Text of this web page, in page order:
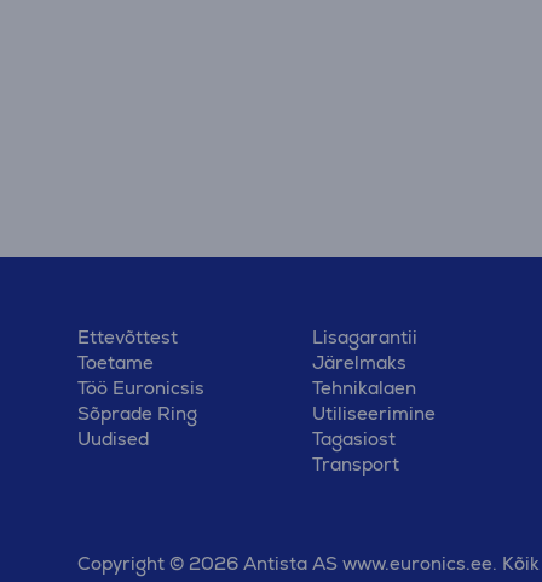
Ettevõttest
Toetame
Töö Euronicsis
Sõprade Ring
Uudised
Lisagarantii
Järelmaks
Tehnikalaen
Utiliseerimine
Tagasiost
Transport
Copyright © 2026 Antista AS www.euronics.ee.